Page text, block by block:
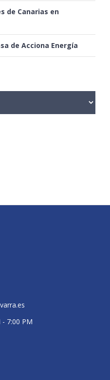
de Canarias en
de Acciona Energía
- 7:00 PM